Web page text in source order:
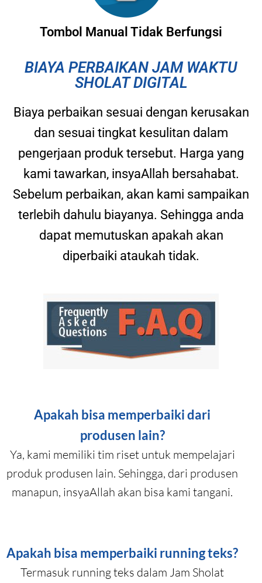
Tombol Manual Tidak Berfungsi
BIAYA PERBAIKAN JAM WAKTU
SHOLAT DIGITAL
Biaya perbaikan sesuai dengan kerusakan
dan sesuai tingkat kesulitan dalam
pengerjaan produk tersebut. Harga yang
kami tawarkan, insyaAllah bersahabat.
Sebelum perbaikan, akan kami sampaikan
terlebih dahulu biayanya. Sehingga anda
dapat memutuskan apakah akan
diperbaiki ataukah tidak.
Apakah bisa memperbaiki dari
produsen lain?
Ya, kami memiliki tim riset untuk mempelajari
produk produsen lain. Sehingga, dari produsen
manapun, insyaAllah akan bisa kami tangani.
Apakah bisa memperbaiki running teks?
Termasuk running teks dalam Jam Sholat